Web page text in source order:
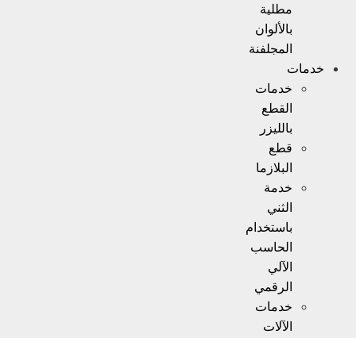
مطلية
بالألوان
المجلفنة
خدمات
خدمات
القطع
بالليزر
قطع
البلازما
خدمة
الثني
باستخدام
الحاسب
الآلي
الرقمي
خدمات
الآلات